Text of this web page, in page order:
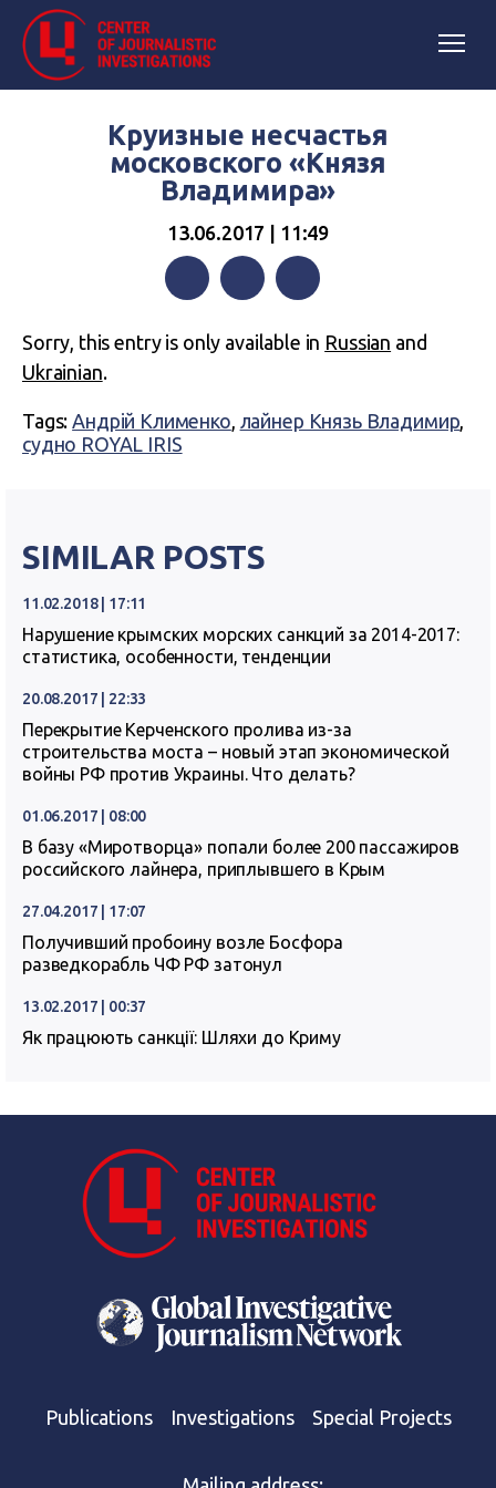
Круизные несчастья
московского «Князя
Владимира»
13.06.2017 | 11:49
Sorry, this entry is only available in Russian and
Ukrainian.
Tags:Андрій Клименко, лайнер Князь Владимир,
судно ROYAL IRIS
SIMILAR POSTS
11.02.2018 | 17:11
Нарушение крымских морских санкций за 2014-2017:
статистика, особенности, тенденции
20.08.2017 | 22:33
Перекрытие Керченского пролива из-за
строительства моста – новый этап экономической
войны РФ против Украины. Что делать?
01.06.2017 | 08:00
В базу «Миротворца» попали более 200 пассажиров
российского лайнера, приплывшего в Крым
27.04.2017 | 17:07
Получивший пробоину возле Босфора
разведкорабль ЧФ РФ затонул
13.02.2017 | 00:37
Як працюють санкції: Шляхи до Криму
Publications Investigations Special Projects